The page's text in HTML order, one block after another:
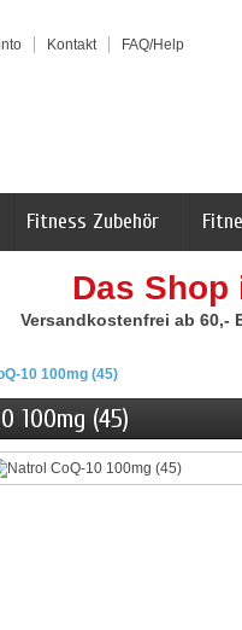
Kontakt FAQ/Help
Fitness Zubehör
Das
Versandkostenfrei ab 60,-
10 100mg (45)
100mg (45)